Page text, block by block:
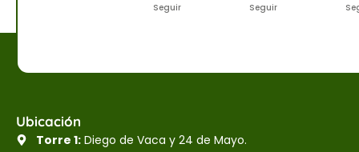
Seguir
Seguir
Ubicación
Torre 1:Diego de Vaca y 24 de Mayo.